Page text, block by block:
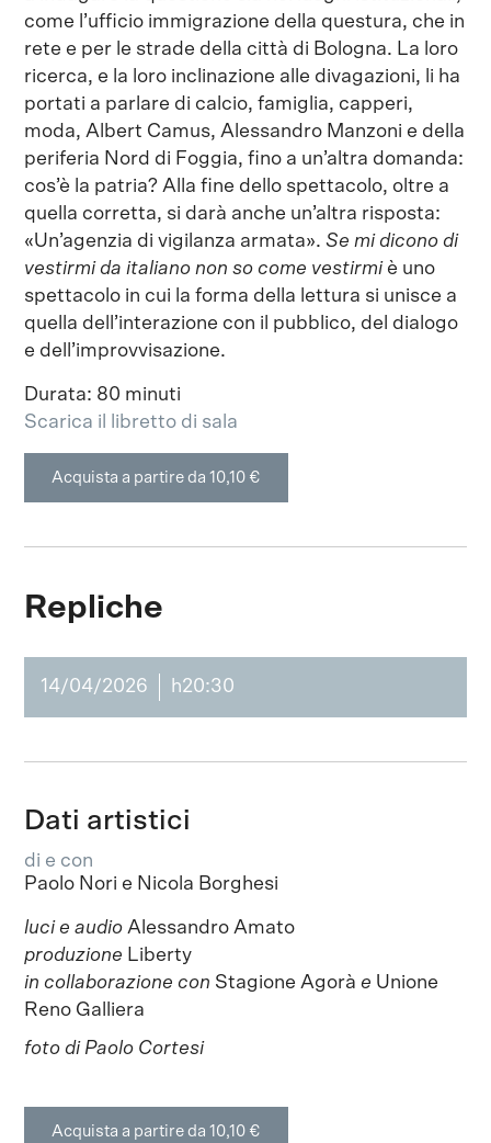
come l’ufficio immigrazione della questura, che in
rete e per le strade della città di Bologna. La loro
ricerca, e la loro inclinazione alle divagazioni, li ha
portati a parlare di calcio, famiglia, capperi,
moda, Albert Camus, Alessandro Manzoni e della
periferia Nord di Foggia, fino a un’altra domanda:
cos’è la patria? Alla fine dello spettacolo, oltre a
quella corretta, si darà anche un’altra risposta:
«Un’agenzia di vigilanza armata».Se mi dicono di
vestirmi da italiano non so come vestirmi è uno
spettacolo in cui la forma della lettura si unisce a
quella dell’interazione con il pubblico, del dialogo
e dell’improvvisazione.
Durata: 80 minuti
Scarica il libretto di sala
Acquista a partire da 10,10 €
Repliche
14/04/2026 h20:30
Dati artistici
di e con
Paolo Nori e Nicola Borghesi
luci e audioAlessandro Amato
produzione Liberty
in collaborazione con Stagione Agoràe Unione
Reno Galliera
foto di Paolo Cortesi
Acquista a partire da 10,10 €